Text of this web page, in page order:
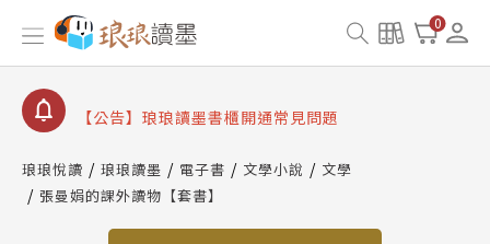
0
【公告】因 Readmoo 讀墨系統維護中，本站同步暫
停部分閱讀服務
【公告】琅琅讀墨數位閱讀資產合併與書櫃開通申請
【公告】琅琅讀墨書櫃開通常見問題
請圖文教學
【公告】琅琅書店服務升級重要說明及資產合併結果
查詢
【公告】因 Readmoo 讀墨系統維護中，本站同步暫
琅琅悅讀 琅琅讀墨 電子書 文學小說
文學
張曼娟的課外讀物【套書】